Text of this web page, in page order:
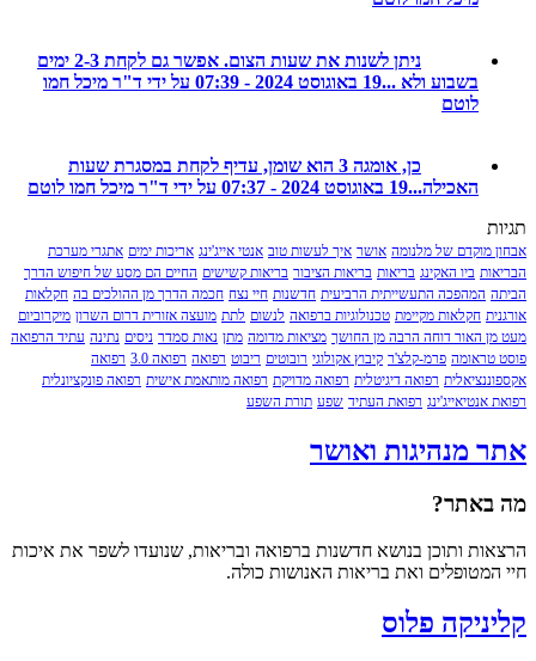
ניתן לשנות את שעות הצום. אפשר גם לקחת 2-3 ימים
בשבוע ולא ...
19 באוגוסט 2024 - 07:39 על ידי ד"ר מיכל חמו
כן, אומגה 3 הוא שומן, עדיף לקחת במסגרת שעות
האכילה...19 באוגוסט 2024 - 07:37 על ידי ד"ר מיכל חמו לוטם
של מלנומה אושר איך לעשות טוב אנטי אייג'ינג אריכות ימים אתגרי מערכת
ביו האקינג בריאות בריאות הציבור בריאות קשישים החיים הם מסע של חיפוש הדרך
המהפכה התעשייתית הרביעית חדשנות חיי נצח חכמה הדרך מן ההולכים בה חקלאות
חקלאות מקיימת טכנולוגיות ברפואה לנשום לתת מועצה אזורית דרום השרון מיקרוביום
האור דוחה הרבה מן החושך מציאות מדומה מתן נאות סמדר ניסים נתינה עתיד הרפואה
פרמ-קלצ'ר קיבוץ אקולוגי רובוטים ריבוט רפואה רפואה 3.0
רפואה
רפואה דיגיטלית רפואה מדויקת רפואה מותאמת אישית רפואה פונקציונלית
רפואת העתיד שפע תורת השפע
מנהיגות ואושר
ותוכן בנושא חדשנות ברפואה ובריאות, שנועדו לשפר את איכות
ואת בריאות האנושות כולה.
פלוס